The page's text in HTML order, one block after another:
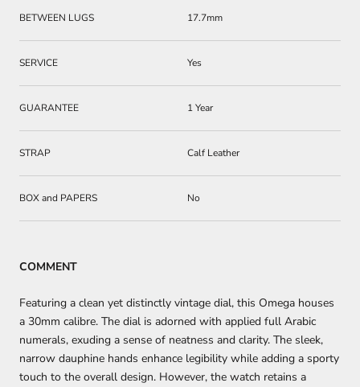
BETWEEN LUGS 17.7mm
SERVICE Yes
GUARANTEE 1 Year
STRAP Calf Leather
BOX and PAPERS No
COMMENT
Featuring a clean yet distinctly vintage dial, this Omega houses
a 30mm calibre. The dial is adorned with applied full Arabic
numerals, exuding a sense of neatness and clarity. The sleek,
narrow dauphine hands enhance legibility while adding a sporty
touch to the overall design. However, the watch retains a